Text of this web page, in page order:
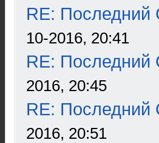
RE: Последний
10-2016, 20:41
RE: Последний
2016, 20:45
RE: Последний
2016, 20:51